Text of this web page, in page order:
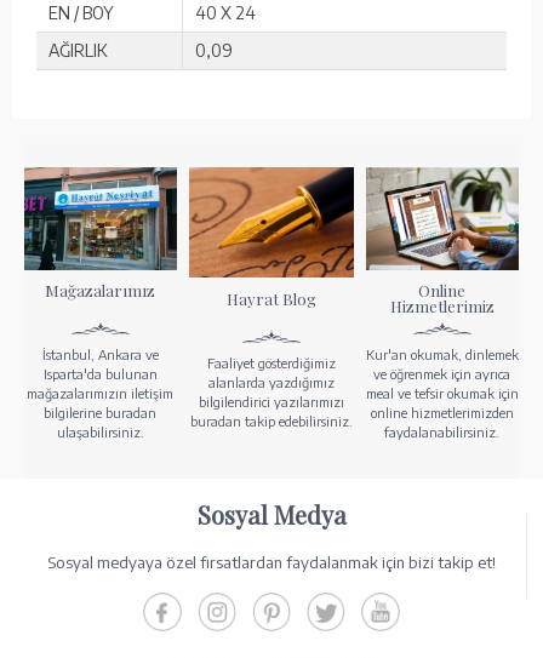
EN / BOY
40 X 24
AĞIRLIK
0,09
Mağazalarımız
İstanbul, Ankara ve
Isparta'da bulunan
mağazalarımızın iletişim
bilgilerine buradan
ulaşabilirsiniz.
Hayrat Blog
Faaliyet gösterdiğimiz
alanlarda yazdığımız
bilgilendirici yazılarımızı
buradan takip edebilirsiniz.
Online
Hizmetlerimiz
Kur'an okumak, dinlemek
ve öğrenmek için ayrıca
meal ve tefsir okumak için
online hizmetlerimizden
faydalanabilirsiniz.
Sosyal Medya
Sosyal medyaya özel fırsatlardan faydalanmak için bizi takip et!